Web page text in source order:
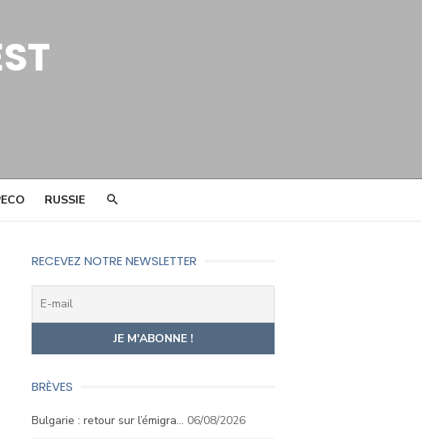
RUSSIE
RECEVEZ NOTRE NEWSLETTER
BRÈVES
Bulgarie : retour sur l’émigra… 06/08/2026